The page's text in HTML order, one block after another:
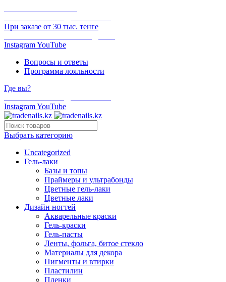
При заказе от 30 тыс. тенге
InstagramYouTube
Вопросы и ответы
Программа лояльности
Где вы?
InstagramYouTube
Выбрать категорию
Uncategorized
Гель-лаки
Базы и топы
Праймеры и ультрабонды
Цветные гель-лаки
Цветные лаки
Дизайн ногтей
Акварельные краски
Гель-краски
Гель-пасты
Ленты, фольга, битое стекло
Материалы для декора
Пигменты и втирки
Пластилин
Пленки